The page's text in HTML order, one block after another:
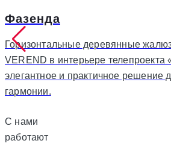
Фазенда
Горизонтальные деревянные
VEREND в интерьере
элегантное и практичное решение
гармонии.
С нами
работают